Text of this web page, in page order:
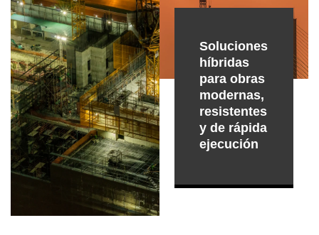
Soluciones
híbridas
para obras
modernas,
resistentes
y de rápida
ejecución